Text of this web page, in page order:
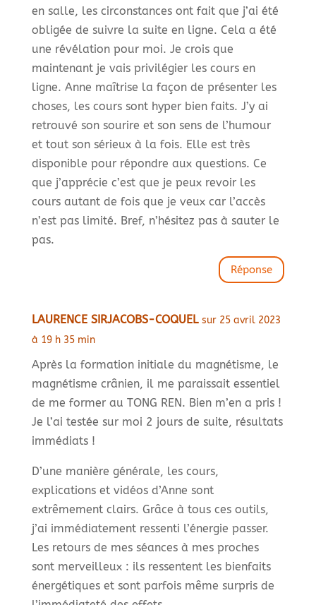
en salle, les circonstances ont fait que j’ai été
obligée de suivre la suite en ligne. Cela a été
une révélation pour moi. Je crois que
maintenant je vais privilégier les cours en
ligne. Anne maîtrise la façon de présenter les
choses, les cours sont hyper bien faits. J’y ai
retrouvé son sourire et son sens de l’humour
et tout son sérieux à la fois. Elle est très
disponible pour répondre aux questions. Ce
que j’apprécie c’est que je peux revoir les
cours autant de fois que je veux car l’accès
n’est pas limité. Bref, n’hésitez pas à sauter le
pas.
Réponse
LAURENCE SIRJACOBS-COQUEL sur 25 avril 2023
à 19 h 35 min
Après la formation initiale du magnétisme, le
magnétisme crânien, il me paraissait essentiel
de me former au TONG REN. Bien m’en a pris !
Je l’ai testée sur moi 2 jours de suite, résultats
immédiats !
D’une manière générale, les cours,
explications et vidéos d’Anne sont
extrêmement clairs. Grâce à tous ces outils,
j’ai immédiatement ressenti l’énergie passer.
Les retours de mes séances à mes proches
sont merveilleux : ils ressentent les bienfaits
énergétiques et sont parfois même surpris de